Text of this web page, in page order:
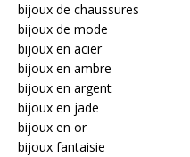
bijoux de chaussures
bijoux de mode
bijoux en acier
bijoux en ambre
bijoux en argent
bijoux en jade
bijoux en or
bijoux fantaisie